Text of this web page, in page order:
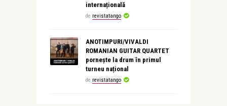
internațională
de revistatango
ANOTIMPURI/VIVALDI
ROMANIAN GUITAR QUARTET
pornește la drum în primul
turneu național
de revistatango